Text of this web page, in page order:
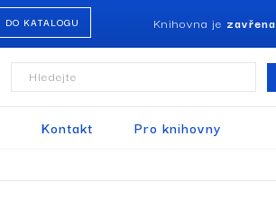
DO KATALOGU Knihovna je zavřena
Hledejte
Kontakt Pro knihovny